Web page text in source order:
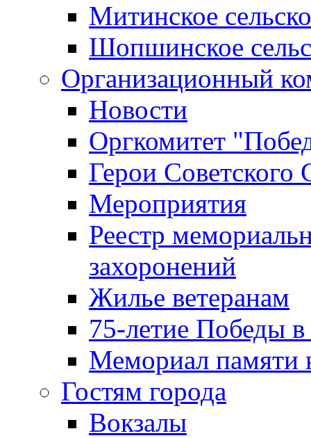
Митинское
Шопшинское
Организационный
Новости
Оргкомитет
Герои Советского
Мероприятия
Реестр
захоронений
Жилье ветеранам
75-летие Победы
Мемориал памяти
Гостям города
Вокзалы